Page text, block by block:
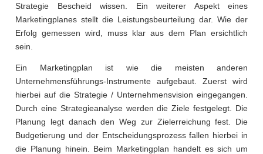
Strategie Bescheid wissen. Ein weiterer Aspekt eines
Marketingplanes stellt die Leistungsbeurteilung dar. Wie der
Erfolg gemessen wird, muss klar aus dem Plan ersichtlich
sein.
Ein Marketingplan ist wie die meisten anderen
Unternehmensführungs-Instrumente aufgebaut. Zuerst wird
hierbei auf die Strategie / Unternehmensvision eingegangen.
Durch eine Strategieanalyse werden die Ziele festgelegt. Die
Planung legt danach den Weg zur Zielerreichung fest. Die
Budgetierung und der Entscheidungsprozess fallen hierbei in
die Planung hinein. Beim Marketingplan handelt es sich um